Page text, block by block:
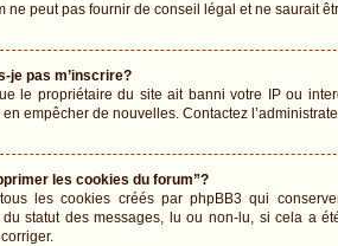
ne peut pas fournir de conseil légal et ne saurait
je pas m’inscrire?
le propriétaire du site ait banni votre IP ou
en empêcher de nouvelles. Contactez
les cookies du forum”?
les cookies créés par phpBB3 qui
du statut des messages, lu ou non-lu, si cela a